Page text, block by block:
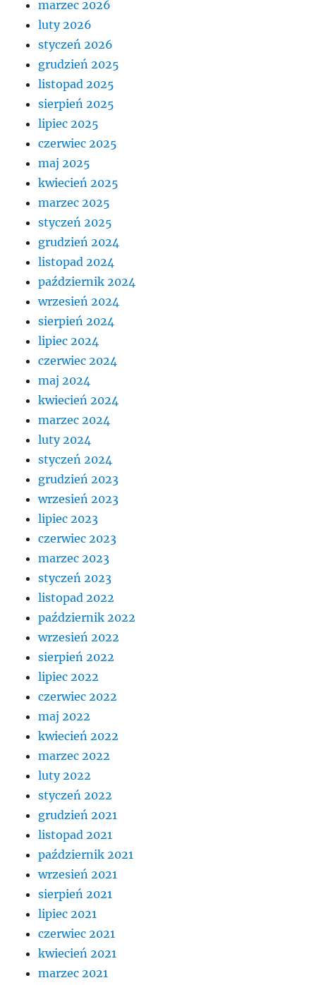
marzec 2026
luty 2026
styczeń 2026
grudzień 2025
listopad 2025
sierpień 2025
lipiec 2025
czerwiec 2025
maj 2025
kwiecień 2025
marzec 2025
styczeń 2025
grudzień 2024
listopad 2024
październik 2024
wrzesień 2024
sierpień 2024
lipiec 2024
czerwiec 2024
maj 2024
kwiecień 2024
marzec 2024
luty 2024
styczeń 2024
grudzień 2023
wrzesień 2023
lipiec 2023
czerwiec 2023
marzec 2023
styczeń 2023
listopad 2022
październik 2022
wrzesień 2022
sierpień 2022
lipiec 2022
czerwiec 2022
maj 2022
kwiecień 2022
marzec 2022
luty 2022
styczeń 2022
grudzień 2021
listopad 2021
październik 2021
wrzesień 2021
sierpień 2021
lipiec 2021
czerwiec 2021
kwiecień 2021
marzec 2021